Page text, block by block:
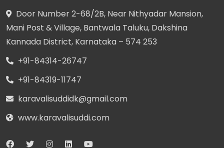
Door Number 2-68/2B, Near Nithyadar Mansion,
Mani Post & Village, Bantwala Taluku, Dakshina
Kannada District, Karnataka – 574 253
+91-84314-26747
+91-84319-11747
karavalisuddidk@gmail.com
www.karavalisuddi.com